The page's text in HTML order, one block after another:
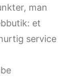
man
et
service